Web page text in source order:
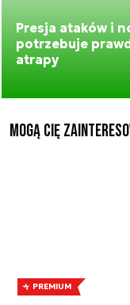
Presja ataków i
potrzebuje
atrapy
Mogą Cię
PREMIUM